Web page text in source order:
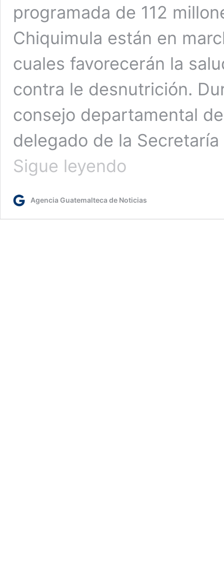
programada de 112
Chiquimula están en
cuales favorecerán la
contra le desnutrición.
consejo departamental
delegado de la
Sigue leyendo
obras
Chiquimula
Agencia Guatemalteca de Noticias